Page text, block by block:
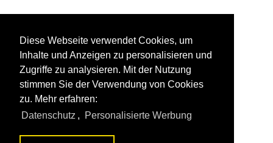
Diese Webseite verwendet Cookies, um
Inhalte und Anzeigen zu personalisieren und
Zugriffe zu analysieren. Mit der Nutzung
stimmen Sie der Verwendung von Cookies
zu. Mehr erfahren:
Datenschutz , Personalisierte Werbung